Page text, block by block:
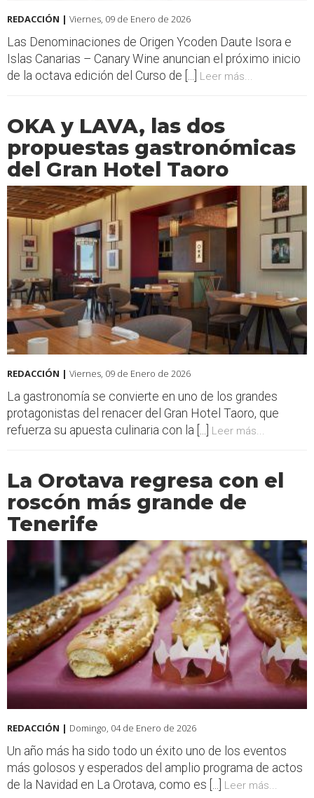
REDACCIÓN | Viernes, 09 de Enero de 2026
Las Denominaciones de Origen Ycoden Daute Isora e
Islas Canarias – Canary Wine anuncian el próximo inicio
de la octava edición del Curso de [...]
Leer más...
OKA y LAVA, las dos
propuestas gastronómicas
del Gran Hotel Taoro
REDACCIÓN | Viernes, 09 de Enero de 2026
La gastronomía se convierte en uno de los grandes
protagonistas del renacer del Gran Hotel Taoro, que
refuerza su apuesta culinaria con la [...]
Leer más...
La Orotava regresa con el
roscón más grande de
Tenerife
REDACCIÓN | Domingo, 04 de Enero de 2026
Un año más ha sido todo un éxito uno de los eventos
más golosos y esperados del amplio programa de actos
de la Navidad en La Orotava, como es [...]
Leer más...